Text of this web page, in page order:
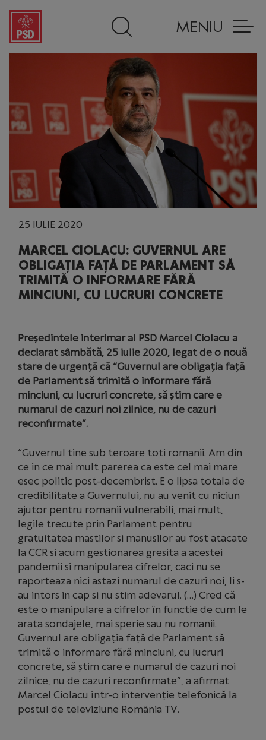
MENIU
25 IULIE 2020
MARCEL CIOLACU: GUVERNUL ARE
OBLIGAȚIA FAȚĂ DE PARLAMENT SĂ
TRIMITĂ O INFORMARE FĂRĂ
MINCIUNI, CU LUCRURI CONCRETE
Președintele interimar al PSD Marcel Ciolacu a
declarat sâmbătă, 25 iulie 2020, legat de o nouă
stare de urgență că “Guvernul are obligația față
de Parlament să trimită o informare fără
minciuni, cu lucruri concrete, să știm care e
numarul de cazuri noi zilnice, nu de cazuri
reconfirmate”.
“Guvernul tine sub teroare toti romanii. Am din
ce in ce mai mult parerea ca este cel mai mare
esec politic post-decembrist. E o lipsa totala de
credibilitate a Guvernului, nu au venit cu niciun
ajutor pentru romanii vulnerabili, mai mult,
legile trecute prin Parlament pentru
gratuitatea mastilor si manusilor au fost atacate
la CCR si acum gestionarea gresita a acestei
pandemii si manipularea cifrelor, caci nu se
raporteaza nici astazi numarul de cazuri noi, li s-
au intors in cap si nu stim adevarul. (…) Cred că
este o manipulare a cifrelor în functie de cum le
arata sondajele, mai sperie sau nu romanii.
Guvernul are obligația față de Parlament să
trimită o informare fără minciuni, cu lucruri
concrete, să știm care e numarul de cazuri noi
zilnice, nu de cazuri reconfirmate”, a afirmat
Marcel Ciolacu într-o intervenție telefonică la
postul de televiziune România TV.